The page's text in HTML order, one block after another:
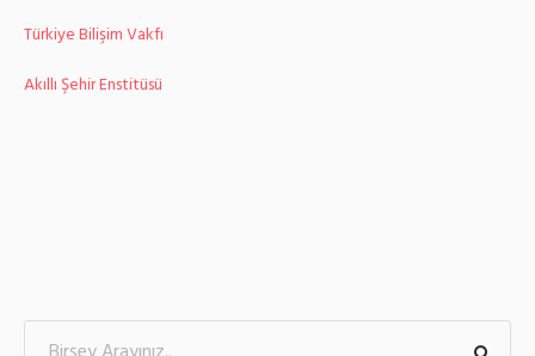
Türkiye Bilişim Vakfı
Akıllı Şehir Enstitüsü